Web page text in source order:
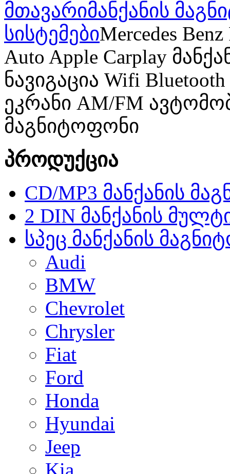
მთავარიმანქანის
სისტემებიMercedes
Auto Apple Carplay
ნავიგაცია Wifi
ეკრანი AM/FM
მაგნიტოფონი
პროდუქცია
CD/MP3 მანქანის
2 DIN მანქანის
სპეც მანქანის
Audi
BMW
Chevrolet
Chrysler
Fiat
Ford
Honda
Hyundai
Jeep